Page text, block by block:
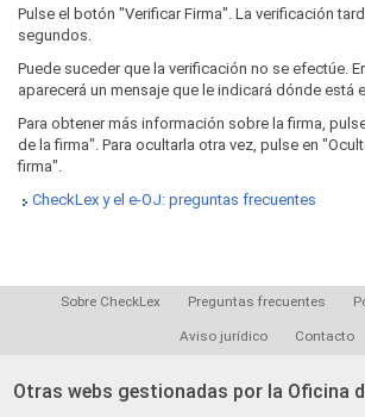
Pulse el botón "Verificar Firma". La verificación
segundos.
Puede suceder que la verificación no se efectúe.
aparecerá un mensaje que le indicará dónde está
Para obtener más información sobre la firma,
de la firma". Para ocultarla otra vez, pulse en
firma".
CheckLex y el e-OJ: preguntas frecuentes
Sobre CheckLex Preguntas frecuentes
Aviso jurídico Contacto
Otras webs gestionadas por la Oficina